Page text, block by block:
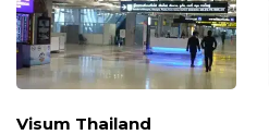
Visum Thailand